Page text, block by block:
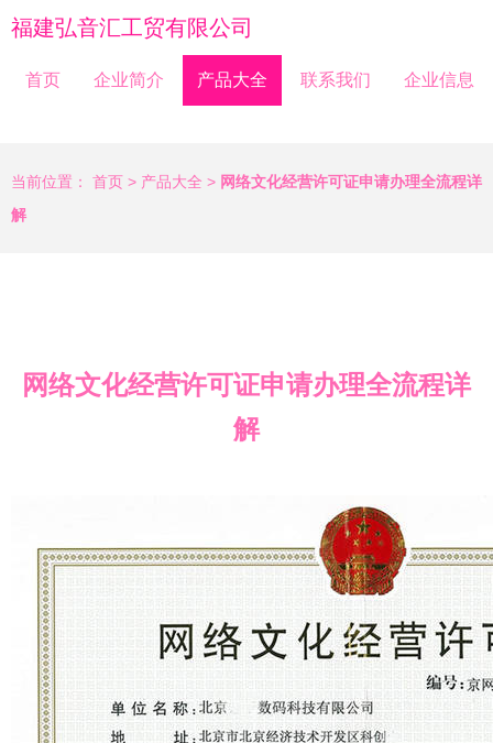
福建弘音汇工贸有限公司
首页 企业简介 产品大全 联系我们 企业信息
当前位置： 首页 > 产品大全 > 网络文化经营许可证申请办理全流程详
解
网络文化经营许可证申请办理全流程详
解